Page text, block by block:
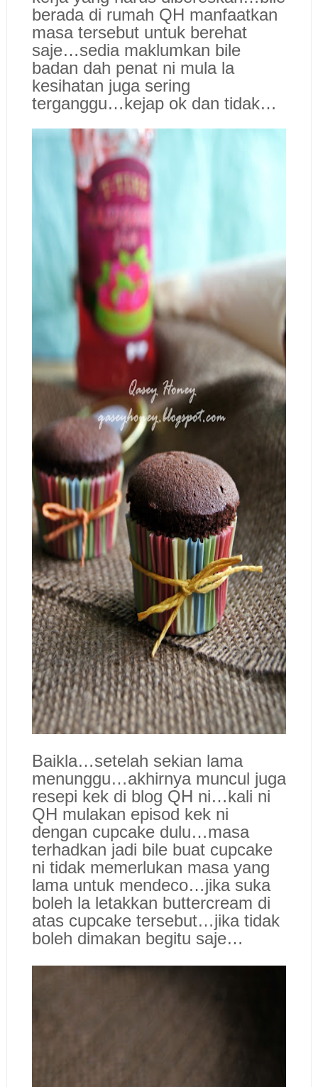
berada di rumah QH manfaatkan
masa tersebut untuk berehat
saje…sedia maklumkan bile
badan dah penat ni mula la
kesihatan juga sering
terganggu…kejap ok dan tidak…
Baikla…setelah sekian lama
menunggu…akhirnya muncul juga
resepi kek di blog QH ni…kali ni
QH mulakan episod kek ni
dengan cupcake dulu…masa
terhadkan jadi bile buat cupcake
ni tidak memerlukan masa yang
lama untuk mendeco…jika suka
boleh la letakkan buttercream di
atas cupcake tersebut…jika tidak
boleh dimakan begitu saje…